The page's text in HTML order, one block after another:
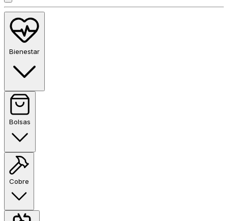
Bienestar
Bolsas
Cobre